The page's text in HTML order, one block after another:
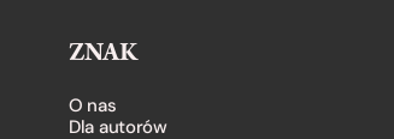
ZNAK
O nas
Dla autorów